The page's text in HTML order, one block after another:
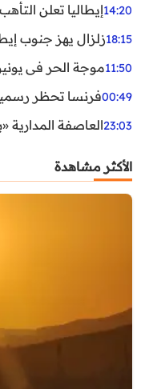
14:20إيطاليا تعلن التأهب القصوى في 23
18:15زلزال يهز جنوب
11:50موجة الحر في يونيو
00:49فرنسا تحظر رسمياً
23:03العاصفة
الأكثر مشاهدة